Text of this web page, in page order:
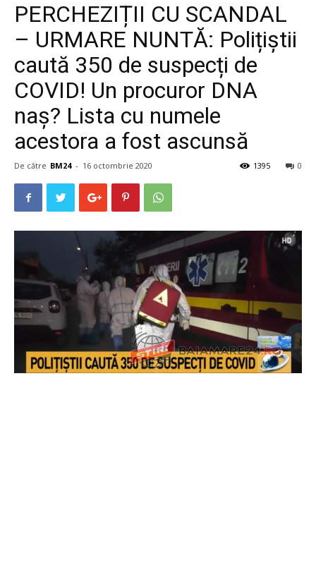
PERCHEZIȚII CU SCANDAL
– URMARE NUNTĂ: Polițiștii
caută 350 de suspecți de
COVID! Un procuror DNA
naș? Lista cu numele
acestora a fost ascunsă
De către BM24 - 16 octombrie 2020 0
1395